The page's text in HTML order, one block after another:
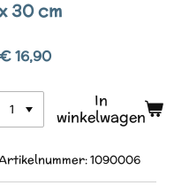
30 cm
16,90
In
winkelwagen
1090006